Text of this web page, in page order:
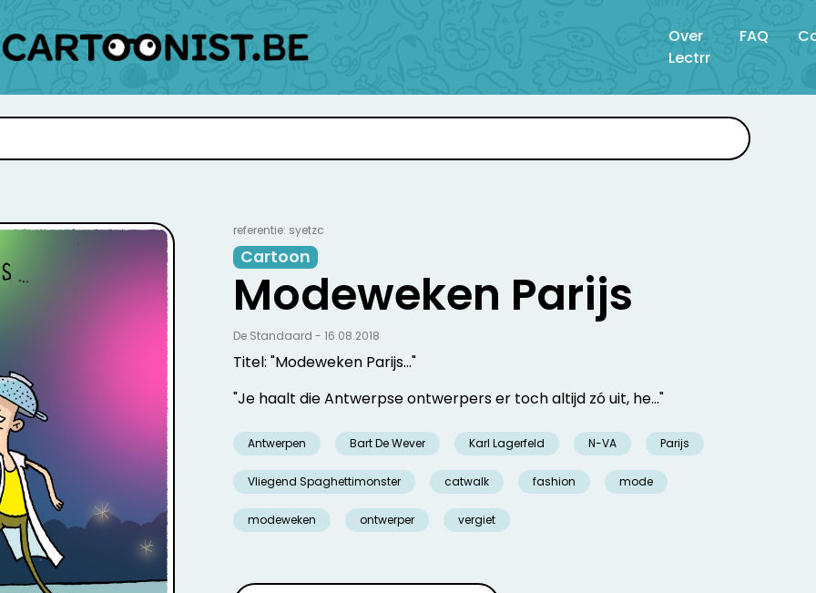
Over
Lectrr
FAQ
referentie: syetzc
Cartoon
Modeweken Parijs
Titel: "Modeweken Parijs..."
"Je haalt die Antwerpse ontwerpers er toch altijd zó uit, he..."
Antwerpen Bart De Wever Karl Lagerfeld N-VA Parijs
Vliegend Spaghettimonster catwalk fashion mode
modeweken ontwerper vergiet
De Standaard - 16.08.2018